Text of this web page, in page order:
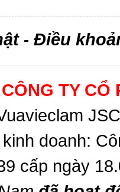
- Điều
CÔNG TY CỔ
doanh:
cấp ngày